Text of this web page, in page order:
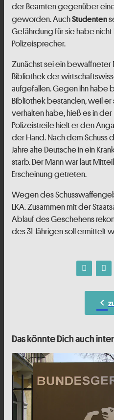
der Beamten gegenüber
geworden. AuchStudenten
Gefährdung für sie habe
Polizeisprecher.
Zunächst sei ein bewaffneter
Bibliothek der
aufgefallen. Gegen ihn habe
Bibliothek bestanden, weil
verhalten habe, hieß es in
Polizeistreife hielt er den
der Hand. Nach dem Schuss
Jahre alte Deutsche in ein
starb. Der Mann war laut
Erscheinung getreten.
Wegen des
LKA. Zusammen mit der
Ablauf des Geschehens
des 31-Jährigen soll ermittelt
chevron_left
Das könnte Dich auch